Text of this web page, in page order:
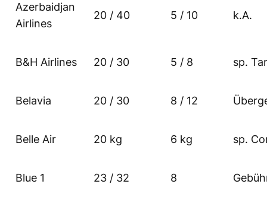
Azerbaidjan
Airlines
20 / 40 5 / 10 k.A.
B&H Airlines 20 / 30 5 / 8 sp.
Belavia 20 / 30 8 / 12
Belle Air 20 kg 6 kg sp.
Blue 1 23 / 32 8